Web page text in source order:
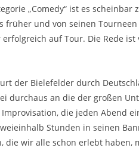
„Comedy“ ist es
und von seinen
auf Tour. Die Rede ist
der Bielefelder durch
durchaus an die der großen
die jeden Abend
Stunden in seinen
die wir alle schon erlebt haben,